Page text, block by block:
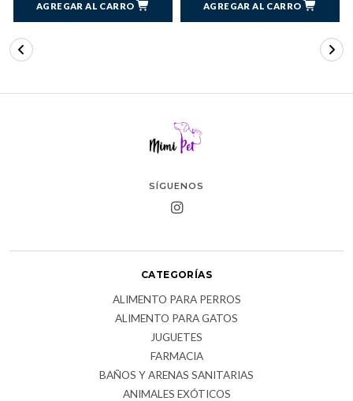
AGREGAR AL CARRO AGREGAR AL CARRO
SÍGUENOS
CATEGORÍAS
ALIMENTO PARA PERROS
ALIMENTO PARA GATOS
JUGUETES
FARMACIA
BAÑOS Y ARENAS SANITARIAS
ANIMALES EXÓTICOS